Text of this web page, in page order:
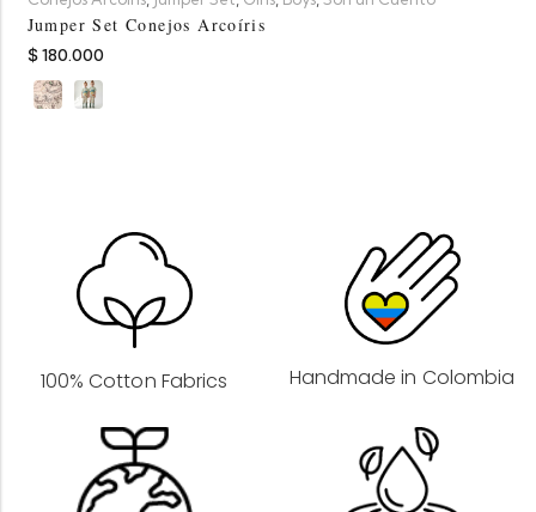
Jumper Set Conejos Arcoíris
$180.000
100% Cotton Fabrics Handmade in Colombia